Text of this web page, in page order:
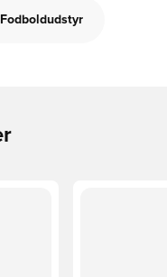
Fodboldudstyr